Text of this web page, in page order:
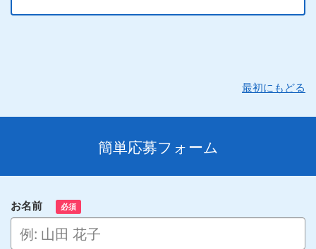
最初にもどる
簡単応募フォーム
お名前 必須